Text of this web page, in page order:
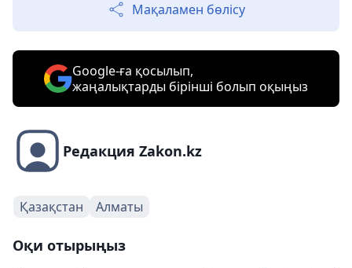
Мақаламен бөлісу
Google-ға қосылып,
жаңалықтарды бірінші болып оқыңыз
Редакция Zakon.kz
Қазақстан Алматы
Оқи отырыңыз